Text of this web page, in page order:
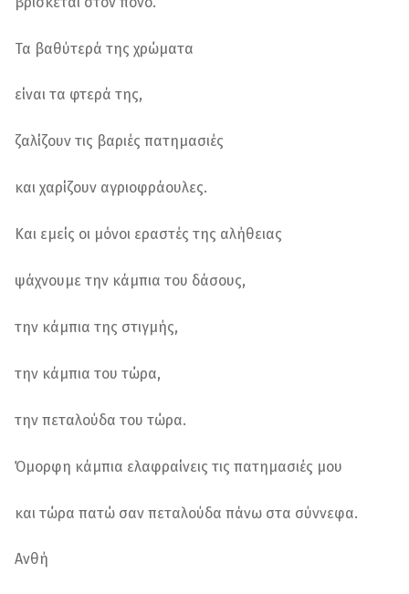
Τα βαθύτερά της χρώματα
είναι τα φτερά της,
ζαλίζουν τις βαριές πατημασιές
και χαρίζουν αγριοφράουλες.
Και εμείς οι μόνοι εραστές της αλήθειας
ψάχνουμε την κάμπια του δάσους,
την κάμπια της στιγμής,
την κάμπια του τώρα,
την πεταλούδα του τώρα.
Όμορφη κάμπια ελαφραίνεις τις πατημασιές μου
και τώρα πατώ σαν πεταλούδα πάνω στα σύννεφα.
Ανθή